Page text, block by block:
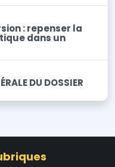
: repenser la
dans un
DU DOSSIER